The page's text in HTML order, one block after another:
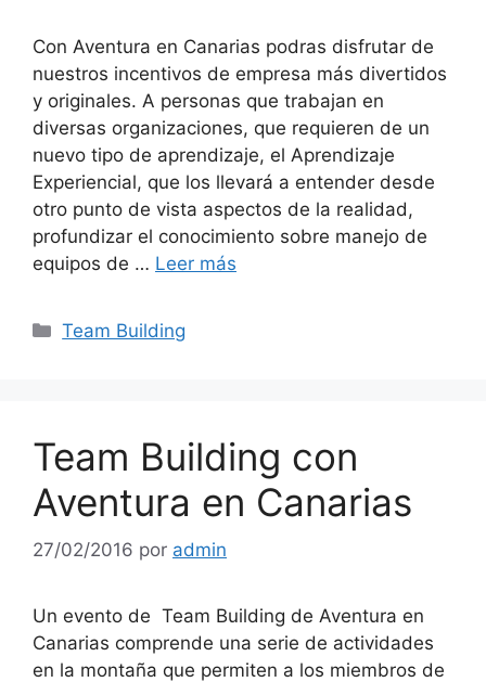
Con Aventura en Canarias podras disfrutar de
nuestros incentivos de empresa más divertidos
y originales. A personas que trabajan en
diversas organizaciones, que requieren de un
nuevo tipo de aprendizaje, el Aprendizaje
Experiencial, que los llevará a entender desde
otro punto de vista aspectos de la realidad,
profundizar el conocimiento sobre manejo de
equipos de … Leer más
Categorías
Team Building
Team Building con
Aventura en Canarias
27/02/2016 por admin
Un evento de Team Building de Aventura en
Canarias comprende una serie de actividades
en la montaña que permiten a los miembros de